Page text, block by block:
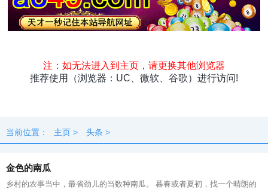
最新
快料 独闻 本地
当前位置： 主页 > 头条 >
金色的南瓜
乡村的农事当中，最省劲儿的当数种南瓜。 暮春或者夏初，找一个晴朗的